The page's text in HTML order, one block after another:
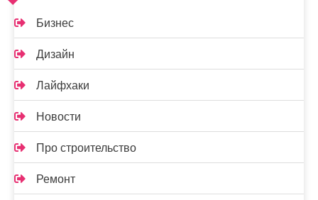
Бизнес
Дизайн
Лайфхаки
Новости
Про строительство
Ремонт